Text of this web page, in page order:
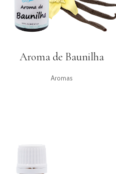
Aroma de Baunilha
Aromas